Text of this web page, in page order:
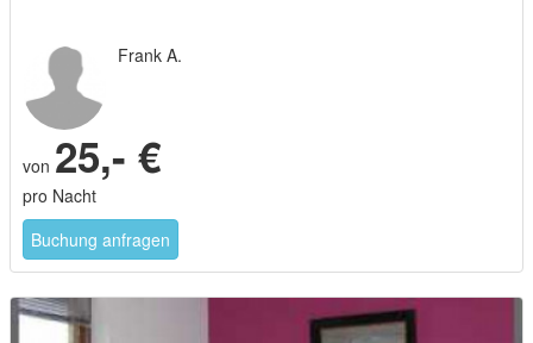
Frank A.
von 25,- €
pro Nacht
Buchung anfragen